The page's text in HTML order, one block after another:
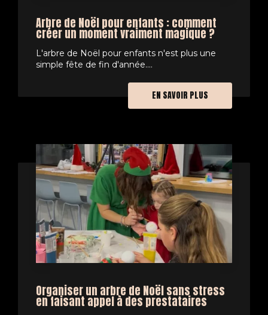
Arbre de Noël pour enfants : comment
créer un moment vraiment magique ?
L'arbre de Noël pour enfants n'est plus une
simple fête de fin d'année....
EN SAVOIR PLUS
Organiser un arbre de Noël sans stress
en faisant appel à des prestataires